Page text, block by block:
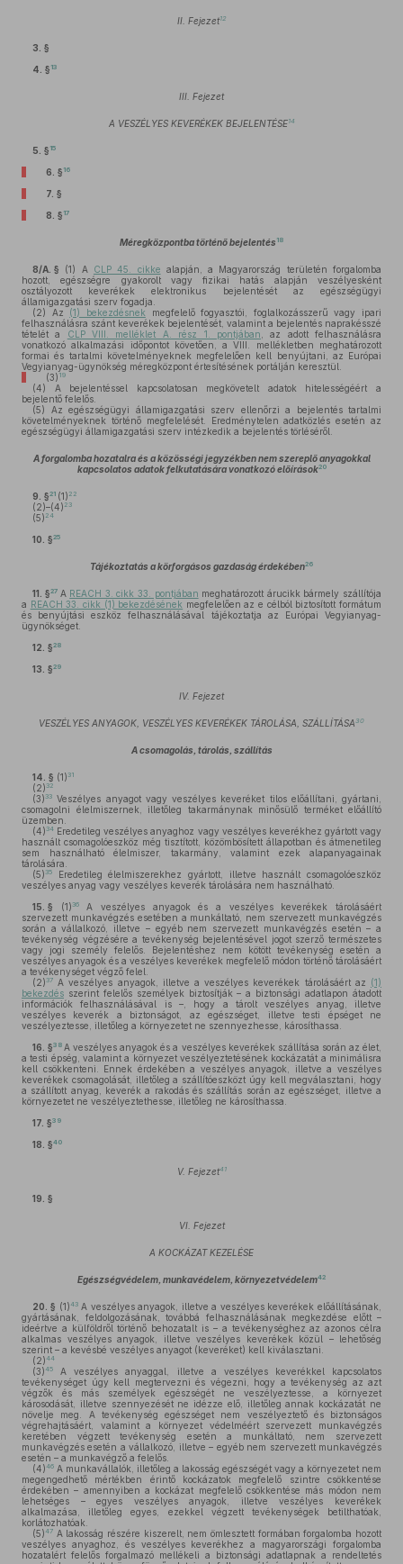
II. Fejezet12
3. §
4. § 13
III. Fejezet
A VESZÉLYES KEVERÉKEK BEJELENTÉSE14
5. § 15
6. § 16
7. §
8. § 17
Méregközpontba történő bejelentés 18
8/A. § (1) A CLP 45. cikke alapján, a Magyarország területén forgalomba
hozott, egészségre gyakorolt vagy fizikai hatás alapján veszélyesként
osztályozott keverékek elektronikus bejelentését az egészségügyi
államigazgatási szerv fogadja.
(2) Az (1) bekezdésnek megfelelő fogyasztói, foglalkozásszerű vagy ipari
felhasználásra szánt keverékek bejelentését, valamint a bejelentés naprakésszé
tételét a
CLP VIII. melléklet A. rész 1. pontjában , az adott felhasználásra
vonatkozó alkalmazási időpontot követően, a VIII. mellékletben meghatározott
formai és tartalmi követelményeknek megfelelően kell benyújtani, az Európai
Vegyianyag-ügynökség méregközpont értesítésének portálján keresztül.
(3) 19
(4) A bejelentéssel kapcsolatosan megkövetelt adatok hitelességéért a
bejelentő felelős.
(5) Az egészségügyi államigazgatási szerv ellenőrzi a bejelentés tartalmi
követelményeknek történő megfelelését. Eredménytelen adatközlés esetén az
egészségügyi államigazgatási szerv intézkedik a bejelentés törléséről.
A forgalomba hozatalra és a közösségi jegyzékben nem szereplő anyagokkal
kapcsolatos adatok felkutatására vonatkozó előírások20
9. §21 (1) 22
(2)–(4) 23
(5) 24
10. §25
Tájékoztatás a körforgásos gazdaság érdekében26
11. §27 A REACH 3. cikk 33. pontjában meghatározott árucikk bármely szállítója
a REACH 33. cikk (1) bekezdésének megfelelően az e célból biztosított formátum
és benyújtási eszköz felhasználásával tájékoztatja az Európai Vegyianyag-
ügynökséget.
12. §28
13. §29
IV. Fejezet
VESZÉLYES ANYAGOK, VESZÉLYES KEVERÉKEK TÁROLÁSA, SZÁLLÍTÁSA 30
A csomagolás, tárolás, szállítás
14. § (1) 31
(2) 32
(3) 33 Veszélyes anyagot vagy veszélyes keveréket tilos előállítani, gyártani,
csomagolni élelmiszernek, illetőleg takarmánynak minősülő terméket előállító
üzemben.
(4) 34 Eredetileg veszélyes anyaghoz vagy veszélyes keverékhez gyártott vagy
használt csomagolóeszköz még tisztított, közömbösített állapotban és átmenetileg
sem használható élelmiszer, takarmány, valamint ezek alapanyagainak
tárolására.
(5) 35
Eredetileg élelmiszerekhez gyártott, illetve használt csomagolóeszköz
veszélyes anyag vagy veszélyes keverék tárolására nem használható.
15. § (1) 36A veszélyes anyagok és a veszélyes keverékek tárolásáért
szervezett munkavégzés esetében a munkáltató, nem szervezett munkavégzés
során a vállalkozó, illetve – egyéb nem szervezett munkavégzés esetén – a
tevékenység végzésére a tevékenység bejelentésével jogot szerző természetes
vagy jogi személy felelős. Bejelentéshez nem kötött tevékenység esetén a
veszélyes anyagok és a veszélyes keverékek megfelelő módon történő tárolásáért
a tevékenységet végző felel.
(2) 37 A veszélyes anyagok, illetve a veszélyes keverékek tárolásáért az (1)
bekezdés szerint felelős személyek biztosítják – a biztonsági adatlapon átadott
információk felhasználásával is –, hogy a tárolt veszélyes anyag, illetve
veszélyes keverék a biztonságot, az egészséget, illetve testi épséget ne
veszélyeztesse, illetőleg a környezetet ne szennyezhesse, károsíthassa.
16. §38 A veszélyes anyagok és a veszélyes keverékek szállítása során az élet,
a testi épség, valamint a környezet veszélyeztetésének kockázatát a minimálisra
kell csökkenteni. Ennek érdekében a veszélyes anyagok, illetve a veszélyes
keverékek csomagolását, illetőleg a szállítóeszközt úgy kell megválasztani, hogy
a szállított anyag, keverék a rakodás és szállítás során az egészséget, illetve a
környezetet ne veszélyeztethesse, illetőleg ne károsíthassa.
17. §39
18. §40
V. Fejezet41
19. §
VI. Fejezet
A KOCKÁZAT KEZELÉSE
Egészségvédelem, munkavédelem, környezetvédelem42
20. § (1)43A veszélyes anyagok, illetve a veszélyes keverékek előállításának,
gyártásának, feldolgozásának, továbbá felhasználásának megkezdése előtt –
ideértve a külföldről történő behozatalt is – a tevékenységhez az azonos célra
alkalmas veszélyes anyagok, illetve veszélyes keverékek közül – lehetőség
szerint – a kevésbé veszélyes anyagot (keveréket) kell kiválasztani.
(2)44
(3)45
A veszélyes anyaggal, illetve a veszélyes keverékkel kapcsolatos
tevékenységet úgy kell megtervezni és végezni, hogy a tevékenység az azt
végzők és más személyek egészségét ne veszélyeztesse, a környezet
károsodását, illetve szennyezését ne idézze elő, illetőleg annak kockázatát ne
növelje meg. A tevékenység egészséget nem veszélyeztető és biztonságos
végrehajtásáért, valamint a környezet védelméért szervezett munkavégzés
keretében végzett tevékenység esetén a munkáltató, nem szervezett
munkavégzés esetén a vállalkozó, illetve – egyéb nem szervezett munkavégzés
esetén – a munkavégző a felelős.
(4)46 A munkavállalók, illetőleg a lakosság egészségét vagy a környezetet nem
megengedhető mértékben érintő kockázatok megfelelő szintre csökkentése
érdekében – amennyiben a kockázat megfelelő csökkentése más módon nem
lehetséges – egyes veszélyes anyagok, illetve veszélyes keverékek
alkalmazása, illetőleg egyes, ezekkel végzett tevékenységek betilthatóak,
korlátozhatóak.
(5)47 A lakosság részére kiszerelt, nem ömlesztett formában forgalomba hozott
veszélyes anyaghoz, és veszélyes keverékhez a magyarországi forgalomba
hozatalért felelős forgalmazó mellékeli a biztonsági adatlapnak a rendeltetés